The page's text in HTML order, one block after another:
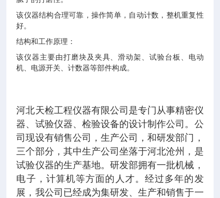
该仪器结构合理可靠，操作简单，自动计数，整机重复性
好。
结构和工作原理：
该仪器主要由打磨块及夹具、滑动架、试验台板、电动
机、电源开关、计数器等部件构成。
河北天检工程仪器有限公司是专门从事精密仪
器、试验仪器、检验设备的设计制作公司。公
司现设有销售公司，生产公司，和研发部门，
三个部分，其中生产公司坐落于河北沧州，是
试验仪器的生产基地。研发部拥有一批机械，
电子，计算机等方面的人才。经过多年的发
展，我公司已经成为集研发、生产和销售于一